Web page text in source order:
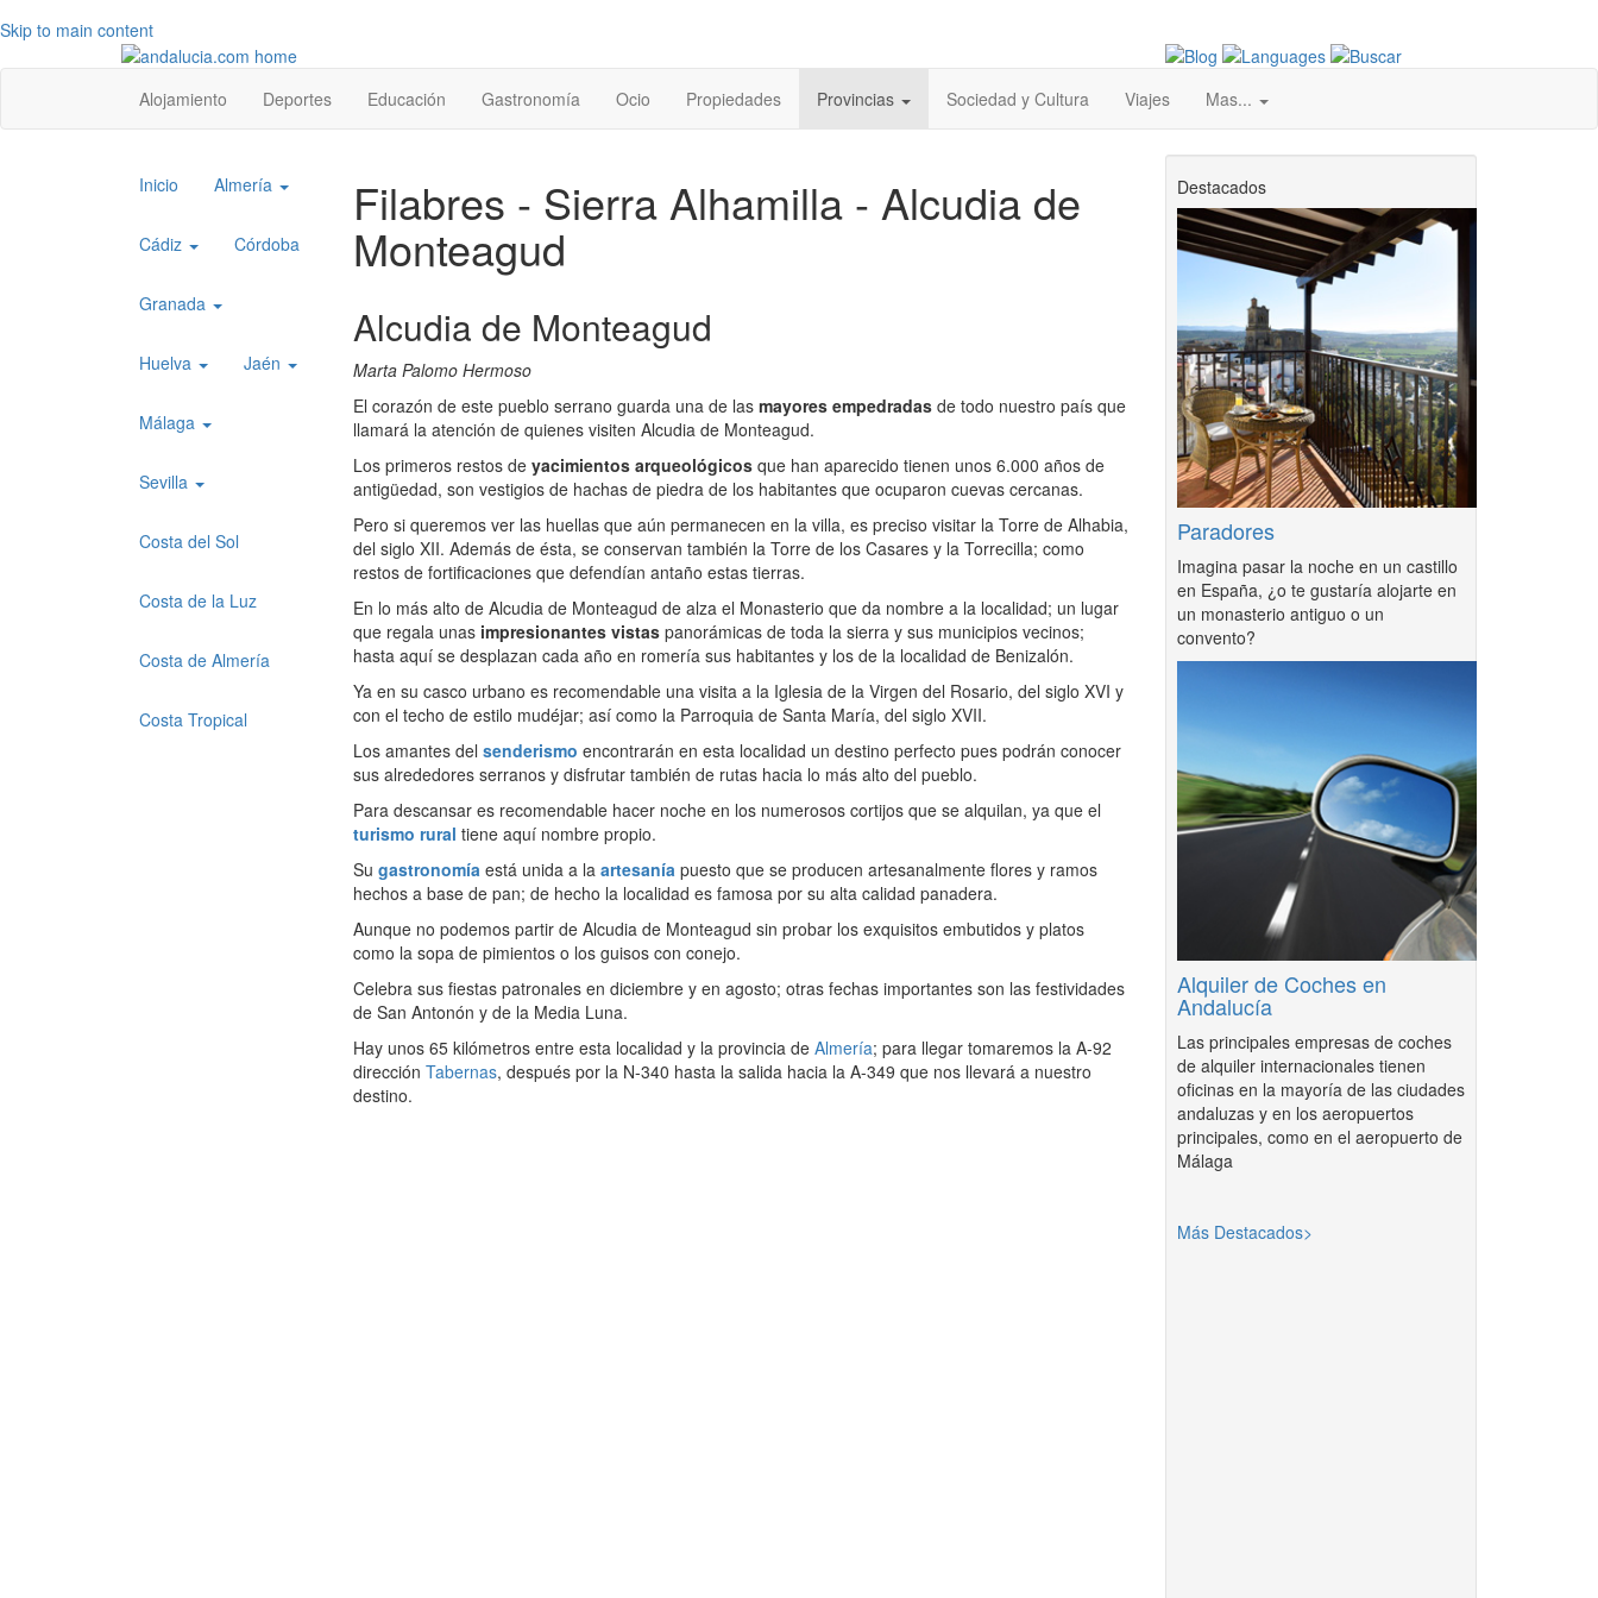
Skip to main content
Top
level
menu
Alojamiento Deportes Educación Gastronomía Ocio Propiedades Provincias Sociedad y Cultura Viajes Mas...
Filabres - Sierra Alhamilla - Alcudia de
Monteagud
Alcudia de Monteagud
Marta Palomo Hermoso
El corazón de este pueblo serrano guarda una de las mayores empedradas de todo nuestro país que
llamará la atención de quienes visiten Alcudia de Monteagud.
Los primeros restos de yacimientos arqueológicos que han aparecido tienen unos 6.000 años de
antigüedad, son vestigios de hachas de piedra de los habitantes que ocuparon cuevas cercanas.
Pero si queremos ver las huellas que aún permanecen en la villa, es preciso visitar la Torre de Alhabia,
del siglo XII. Además de ésta, se conservan también la Torre de los Casares y la Torrecilla; como
restos de fortificaciones que defendían antaño estas tierras.
En lo más alto de Alcudia de Monteagud de alza el Monasterio que da nombre a la localidad; un lugar
que regala unas impresionantes vistas panorámicas de toda la sierra y sus municipios vecinos;
hasta aquí se desplazan cada año en romería sus habitantes y los de la localidad de Benizalón.
Ya en su casco urbano es recomendable una visita a la Iglesia de la Virgen del Rosario, del siglo XVI y
con el techo de estilo mudéjar; así como la Parroquia de Santa María, del siglo XVII.
Los amantes del senderismo encontrarán en esta localidad un destino perfecto pues podrán conocer
sus alrededores serranos y disfrutar también de rutas hacia lo más alto del pueblo.
Para descansar es recomendable hacer noche en los numerosos cortijos que se alquilan, ya que el
turismo rural tiene aquí nombre propio.
Su gastronomía está unida a la artesanía puesto que se producen artesanalmente flores y ramos
hechos a base de pan; de hecho la localidad es famosa por su alta calidad panadera.
Aunque no podemos partir de Alcudia de Monteagud sin probar los exquisitos embutidos y platos
como la sopa de pimientos o los guisos con conejo.
Celebra sus fiestas patronales en diciembre y en agosto; otras fechas importantes son las festividades
de San Antonón y de la Media Luna.
Hay unos 65 kilómetros entre esta localidad y la provincia de Almería; para llegar tomaremos la A-92
dirección Tabernas, después por la N-340 hasta la salida hacia la A-349 que nos llevará a nuestro
destino.
Top
menu
1
Inicio Almería
Cádiz Córdoba
Granada
Huelva Jaén
Málaga
Sevilla
Costa del Sol
Costa de la Luz
Costa de Almería
Costa Tropical
Destacados
Paradores
Imagina pasar la noche en un castillo
en España, ¿o te gustaría alojarte en
un monasterio antiguo o un
convento?
Alquiler de Coches en
Andalucía
Las principales empresas de coches
de alquiler internacionales tienen
oficinas en la mayoría de las ciudades
andaluzas y en los aeropuertos
principales, como en el aeropuerto de
Málaga
Más Destacados>